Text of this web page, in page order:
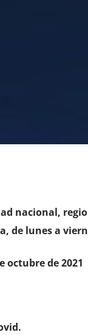
nacional,
de lunes a
octubre de 2021